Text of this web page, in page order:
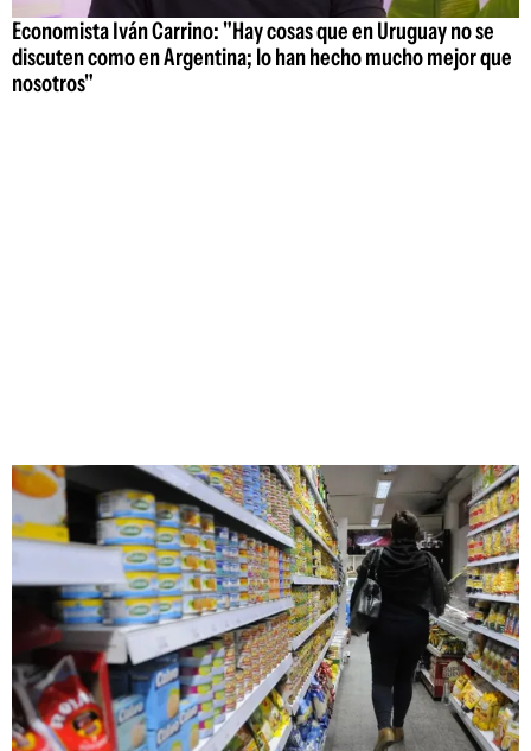
Economista Iván Carrino: "Hay cosas que en Uruguay no se
discuten como en Argentina; lo han hecho mucho mejor que
nosotros"